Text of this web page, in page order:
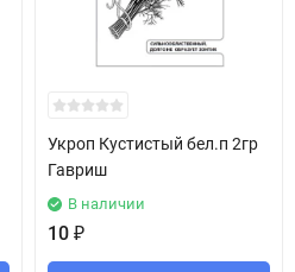
Укроп Кустистый бел.п 2гр
Гавриш
В наличии
10 ₽